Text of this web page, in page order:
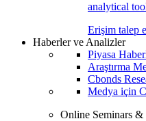
analytical
Erişim talep
Haberler ve Analizler
Piyasa
Araştırma
Cbonds
Medya için
Online Seminars &